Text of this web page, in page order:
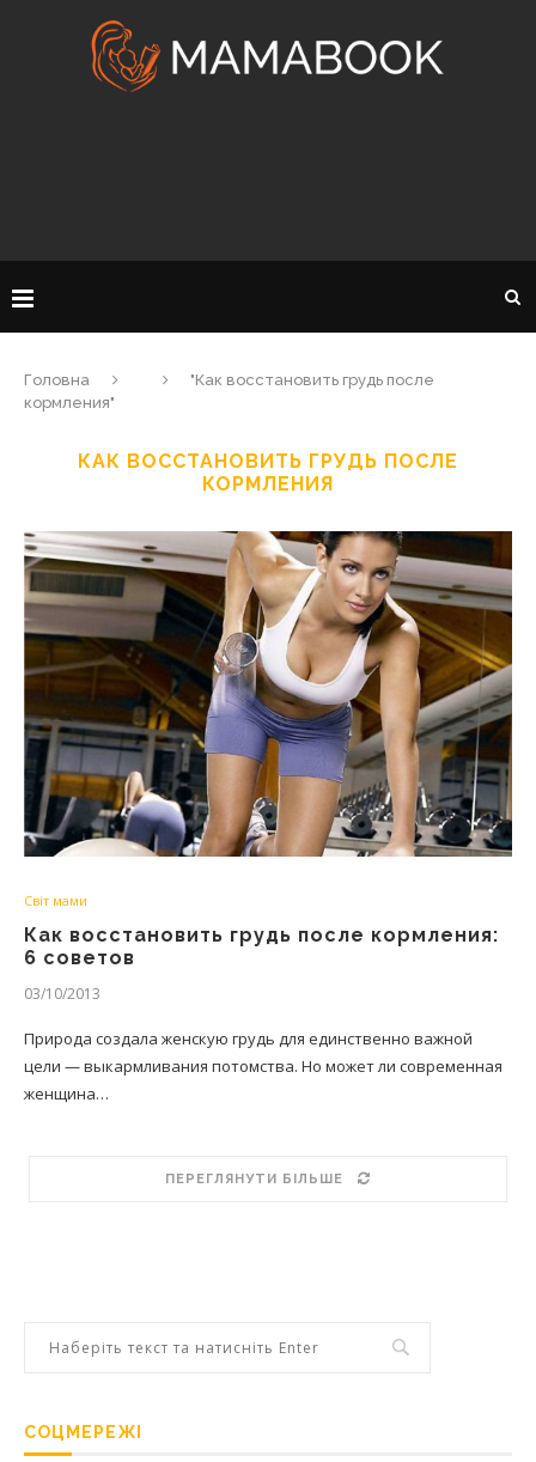
Головна
"Как восстановить грудь после
кормления"
КАК ВОССТАНОВИТЬ ГРУДЬ ПОСЛЕ
КОРМЛЕНИЯ
Світ мами
Как восстановить грудь после кормления:
6 советов
03/10/2013
Природа создала женскую грудь для единственно важной
цели — выкармливания потомства. Но может ли современная
женщина…
ПЕРЕГЛЯНУТИ БІЛЬШЕ
СОЦМЕРЕЖІ